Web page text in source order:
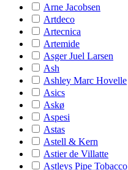
Arne Jacobsen
Artdeco
Artecnica
Artemide
Asger Juel Larsen
Ash
Ashley Marc Hovelle
Asics
Askø
Aspesi
Astas
Astell & Kern
Astier de Villatte
Astleys Pipe Tobacco